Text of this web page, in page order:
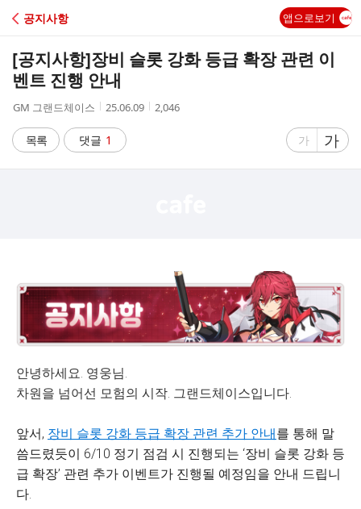
C
A
공지사항 앱으로보기
[공지사항]장비 슬롯 강화 등급 확장 관련 이
벤트 진행 안내
작
자
GM 그랜드체이스
작
시
간
25.06.09
조
2,046
목록 댓글 1
글
가
글
자
가
안녕하세요. 영웅님.
차원을 넘어선 모험의 시작. 그랜드체이스입니다.
앞서, 장비 슬롯 강화 등급 확장 관련 추가 안내를 통해 말
씀드렸듯이 6/10 정기 점검 시 진행되는 ‘장비 슬롯 강화 등
급 확장’ 관련 추가 이벤트가 진행될 예정임을 안내 드립니
다.